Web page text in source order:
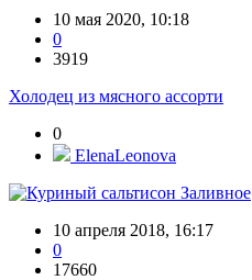
10 мая 2020, 10:18
0
3919
Холодец из мясного ассорти
0
ElenaLeonova
Заливное
10 апреля 2018, 16:17
0
17660